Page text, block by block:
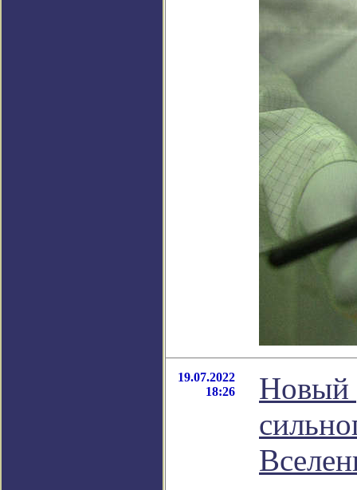
19.07.2022
18:26
Новый